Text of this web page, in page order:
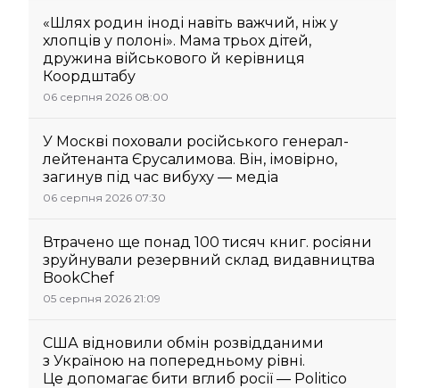
«Шлях родин іноді навіть важчий, ніж у
хлопців у полоні». Мама трьох дітей,
дружина військового й керівниця
Коордштабу
06 серпня 2026 08:00
У Москві поховали російського генерал-
лейтенанта Єрусалимова. Він, імовірно,
загинув під час вибуху — медіа
06 серпня 2026 07:30
Втрачено ще понад 100 тисяч книг. росіяни
зруйнували резервний склад видавництва
BookChef
05 серпня 2026 21:09
США відновили обмін розвідданими
з Україною на попередньому рівні.
Це допомагає бити вглиб росії — Politico